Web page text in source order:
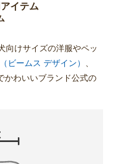
イテム
向けサイズの洋服やペッ
ビームス デザイン）
かわいいブランド公式の